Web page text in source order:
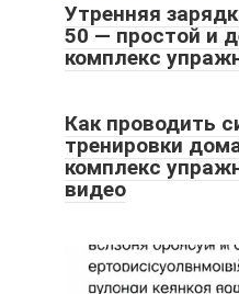
Утренняя
50 — простой и
комплекс
Как проводить
тренировки
комплекс
видео